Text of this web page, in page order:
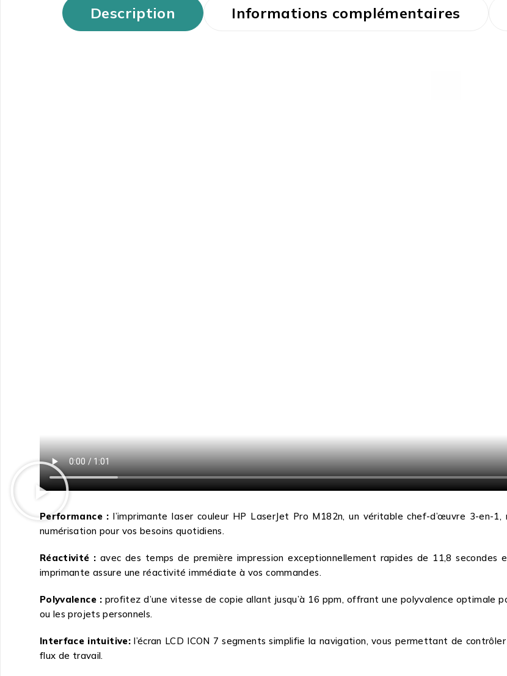
Description Informations complémentaires
Performance : l’imprimante laser couleur HP LaserJet Pro M182n, un véritable chef-d’œuvre 3-en-
numérisation pour vos besoins quotidiens.
Réactivité : avec des temps de première impression exceptionnellement rapides de 11,8
imprimante assure une réactivité immédiate à vos commandes.
Polyvalence :profitez d’une vitesse de copie allant jusqu’à 16 ppm, offrant une polyvalence optimale
ou les projets personnels.
Interface intuitive: l’écran LCD ICON 7 segments simplifie la navigation, vous permettant de
flux de travail.